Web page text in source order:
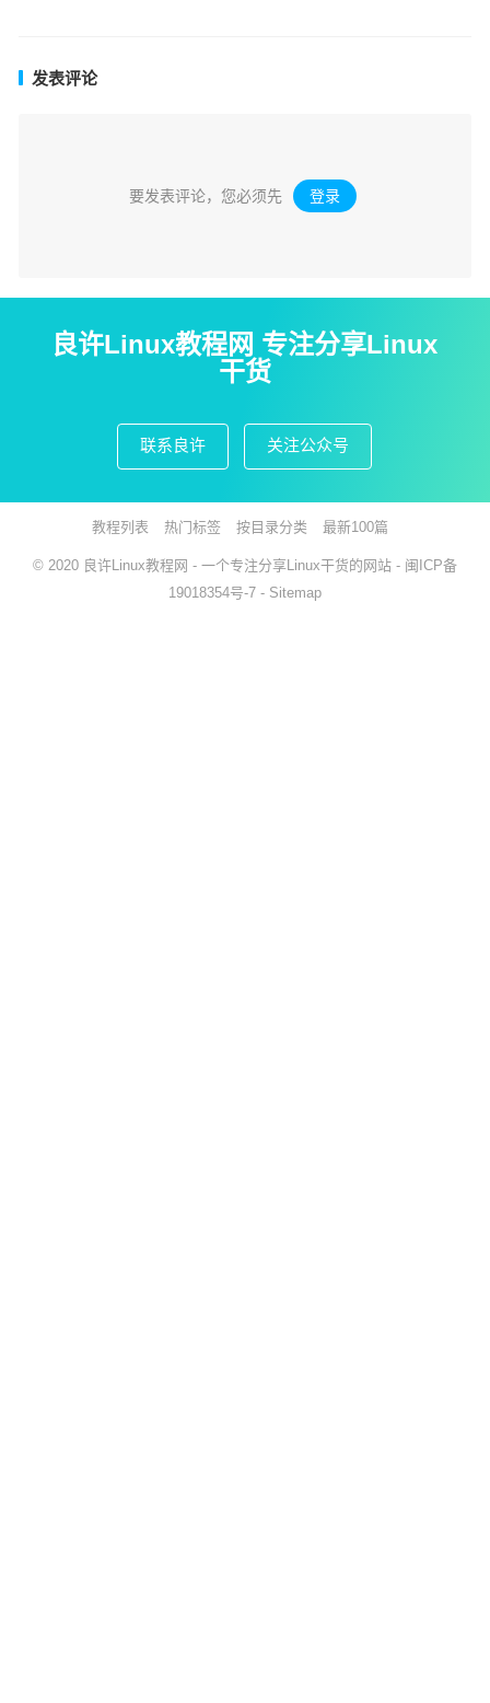
发表评论
要发表评论，您必须先 登录 。
良许Linux教程网 专注分享Linux
干货
联系良许 关注公众号
教程列表 热门标签 按目录分类 最新100篇
© 2020 良许Linux教程网 - 一个专注分享Linux干货的网站 - 闽ICP备
19018354号-7 - Sitemap